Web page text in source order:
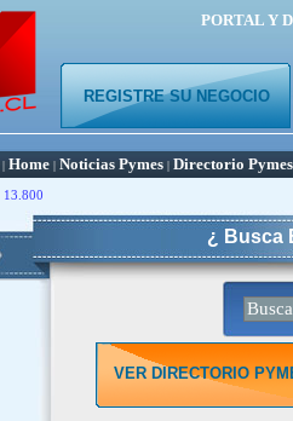
PORTAL Y
REGISTRE SU NEGOCIO
| Home | Noticias Pymes | Directorio Pymes
13.800
¿ Busca
VER DIRECTORIO